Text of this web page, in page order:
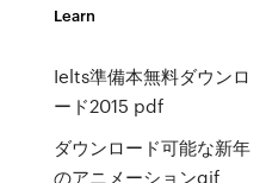
Learn
Ielts準備本無料ダウンロ
ード2015 pdf
ダウンロード可能な新年
のアニメーションgif